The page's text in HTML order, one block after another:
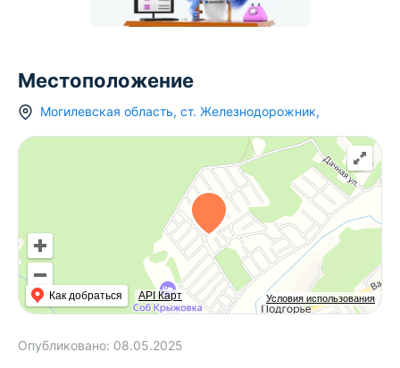
Местоположение
Могилевская область, ст. Железнодорожник,
Условия использования
Как добраться API Карт
Опубликовано: 08.05.2025